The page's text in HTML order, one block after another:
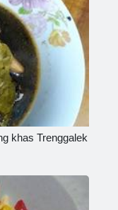
khas Trenggalek